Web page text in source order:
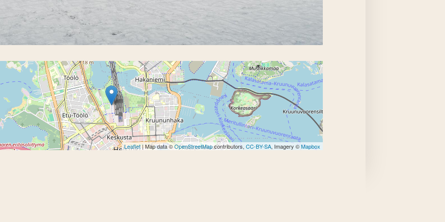
Leaflet| Map data ©OpenStreetMapcontributors, CC-BY-SA, Imagery ©Mapbox